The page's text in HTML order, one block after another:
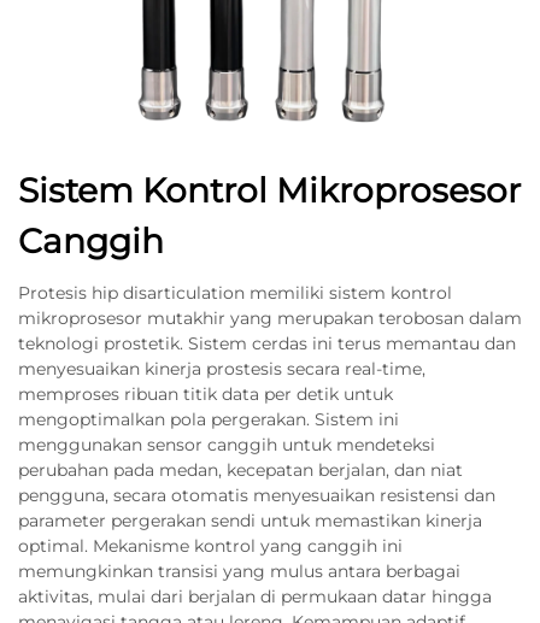
Sistem Kontrol Mikroprosesor
Canggih
Protesis hip disarticulation memiliki sistem kontrol
mikroprosesor mutakhir yang merupakan terobosan dalam
teknologi prostetik. Sistem cerdas ini terus memantau dan
menyesuaikan kinerja prostesis secara real-time,
memproses ribuan titik data per detik untuk
mengoptimalkan pola pergerakan. Sistem ini
menggunakan sensor canggih untuk mendeteksi
perubahan pada medan, kecepatan berjalan, dan niat
pengguna, secara otomatis menyesuaikan resistensi dan
parameter pergerakan sendi untuk memastikan kinerja
optimal. Mekanisme kontrol yang canggih ini
memungkinkan transisi yang mulus antara berbagai
aktivitas, mulai dari berjalan di permukaan datar hingga